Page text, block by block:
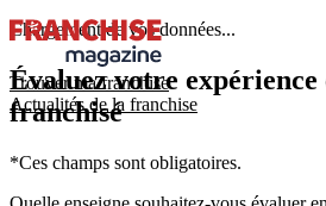
Trouver ma franchise
Actualités de la franchise
Chargement de vos données...
Évaluez votre expérience
franchisé
*Ces champs sont obligatoires.